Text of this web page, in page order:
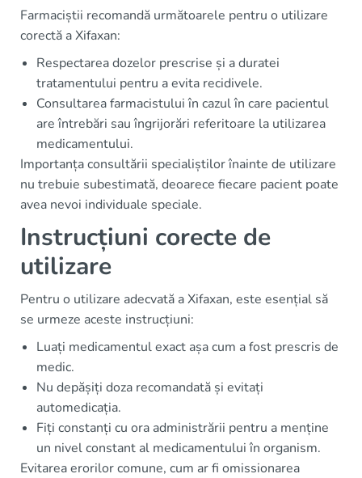
Farmaciștii recomandă următoarele pentru o utilizare
corectă a Xifaxan:
Respectarea dozelor prescrise și a duratei
tratamentului pentru a evita recidivele.
Consultarea farmacistului în cazul în care pacientul
are întrebări sau îngrijorări referitoare la utilizarea
medicamentului.
Importanța consultării specialiștilor înainte de utilizare
nu trebuie subestimată, deoarece fiecare pacient poate
avea nevoi individuale speciale.
Instrucțiuni corecte de
utilizare
Pentru o utilizare adecvată a Xifaxan, este esențial să
se urmeze aceste instrucțiuni:
Luați medicamentul exact așa cum a fost prescris de
medic.
Nu depășiți doza recomandată și evitați
automedicația.
Fiți constanți cu ora administrării pentru a menține
un nivel constant al medicamentului în organism.
Evitarea erorilor comune, cum ar fi omissionarea